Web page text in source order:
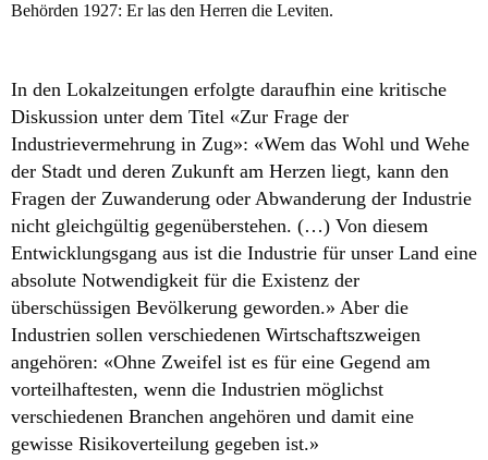
Behörden 1927: Er las den Herren die Leviten.
In den Lokalzeitungen erfolgte daraufhin eine kritische
Diskussion unter dem Titel «Zur Frage der
Industrievermehrung in Zug»: «Wem das Wohl und Wehe
der Stadt und deren Zukunft am Herzen liegt, kann den
Fragen der Zuwanderung oder Abwanderung der Industrie
nicht gleichgültig gegenüberstehen. (…) Von diesem
Entwicklungsgang aus ist die Industrie für unser Land eine
absolute Notwendigkeit für die Existenz der
überschüssigen Bevölkerung geworden.» Aber die
Industrien sollen verschiedenen Wirtschaftszweigen
angehören: «Ohne Zweifel ist es für eine Gegend am
vorteilhaftesten, wenn die Industrien möglichst
verschiedenen Branchen angehören und damit eine
gewisse Risikoverteilung gegeben ist.»